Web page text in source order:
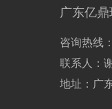
广东亿
咨询热线
联系人：
地址：广